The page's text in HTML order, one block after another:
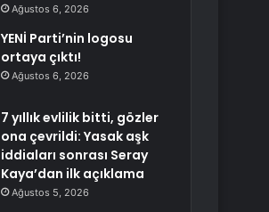
Ağustos 6, 2026
YENİ Parti’nin logosu
ortaya çıktı!
Ağustos 6, 2026
7 yıllık evlilik bitti, gözler
ona çevrildi: Yasak aşk
iddiaları sonrası Seray
Kaya’dan ilk açıklama
Ağustos 5, 2026